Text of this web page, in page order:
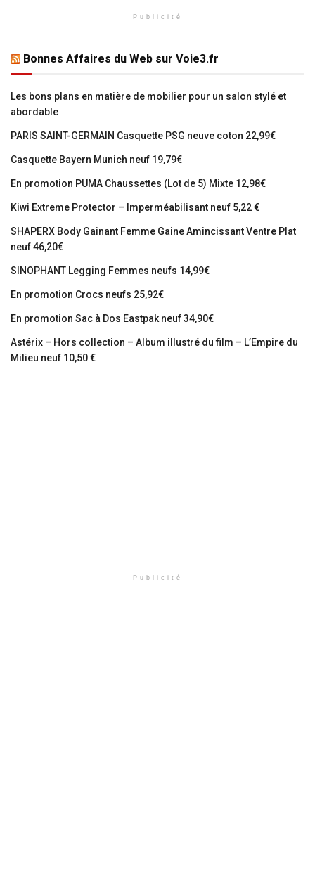
Publicité
Bonnes Affaires du Web sur Voie3.fr
Les bons plans en matière de mobilier pour un salon stylé et
abordable
PARIS SAINT-GERMAIN Casquette PSG neuve coton 22,99€
Casquette Bayern Munich neuf 19,79€
En promotion PUMA Chaussettes (Lot de 5) Mixte 12,98€
Kiwi Extreme Protector – Imperméabilisant neuf 5,22 €
SHAPERX Body Gainant Femme Gaine Amincissant Ventre Plat
neuf 46,20€
SINOPHANT Legging Femmes neufs 14,99€
En promotion Crocs neufs 25,92€
En promotion Sac à Dos Eastpak neuf 34,90€
Astérix – Hors collection – Album illustré du film – L’Empire du
Milieu neuf 10,50 €
Publicité